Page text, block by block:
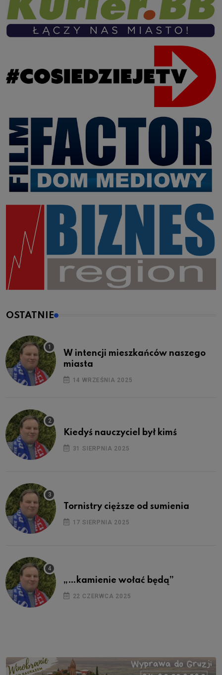
OSTATNIE
W intencji mieszkańców naszego
miasta
14 WRZEŚNIA 2025
Kiedyś nauczyciel był kimś
31 SIERPNIA 2025
Tornistry cięższe od sumienia
17 SIERPNIA 2025
„…kamienie wołać będą”
22 CZERWCA 2025